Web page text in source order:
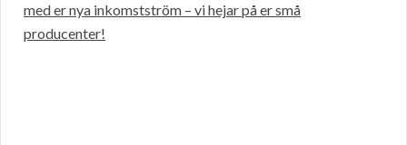
med er nya inkomstström – vi hejar på er små
producenter!